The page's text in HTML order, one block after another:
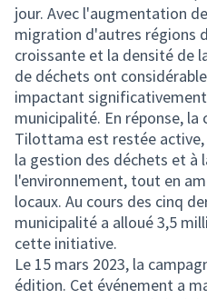
jour. Avec l'augmentation
migration d'autres régions
croissante et la densité de
de déchets ont
impactant
municipalité. En réponse, la
Tilottama est restée
la gestion des déchets et à
l'environnement, tout en
locaux. Au cours des cinq
municipalité a alloué 3,5
cette initiative.
Le 15 mars 2023, la
édition. Cet événement a